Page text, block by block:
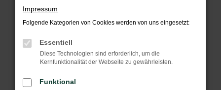
Fehler: Network Error
Beim Laden ist ein Fehler aufgetreten.
Hier sind ein paar Tipps, die dir helfen können:
Überprüfe deine Firewall und deine
Impressum
Folgende Kategorien von Cookies werden von uns eingesetzt:
Essentiell
Diese Technologien sind erforderlich, um die
Kernfunktionalität der Webseite zu gewährleisten.
Funktional